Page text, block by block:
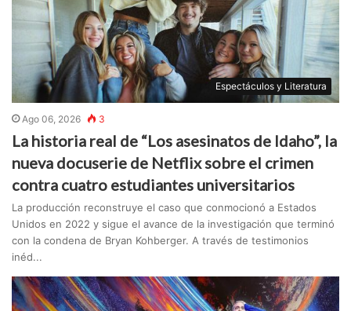
Espectáculos y Literatura
Ago 06, 2026 3
La historia real de “Los asesinatos de Idaho”, la
nueva docuserie de Netflix sobre el crimen
contra cuatro estudiantes universitarios
La producción reconstruye el caso que conmocionó a Estados
Unidos en 2022 y sigue el avance de la investigación que terminó
con la condena de Bryan Kohberger. A través de testimonios
inéd...